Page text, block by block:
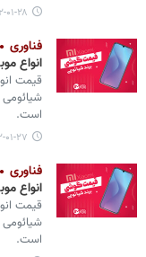
۱۴۰۲-۰۱-
فناوری
انواع موبایل
قیمت
شیائومی
است.
۱۴۰۲-۰۱-
فناوری
انواع موبایل
قیمت
شیائومی
است.